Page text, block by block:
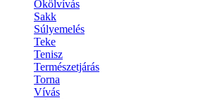
Ökölvívás
Sakk
Súlyemelés
Teke
Tenisz
Természetjárás
Torna
Vívás